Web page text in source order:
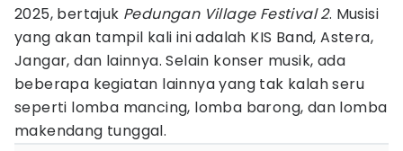
2025, bertajuk Pedungan Village Festival 2. Musisi
yang akan tampil kali ini adalah KIS Band, Astera,
Jangar, dan lainnya. Selain konser musik, ada
beberapa kegiatan lainnya yang tak kalah seru
seperti lomba mancing, lomba barong, dan lomba
makendang tunggal.